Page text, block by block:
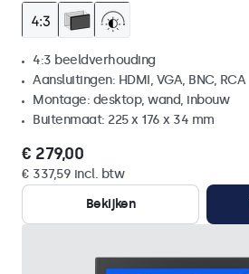
4:3 beeldverhouding
Aansluitingen: HDMI, VGA, BNC, RCA
Montage: desktop, wand, inbouw
Buitenmaat: 225 x 176 x 34 mm
€ 279,00
€ 337,59 incl. btw
Bekijken